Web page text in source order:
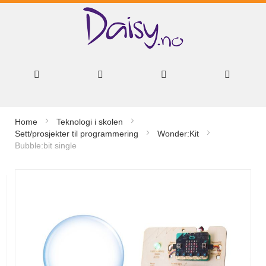
innhold
Home
Teknologi i skolen
Sett/prosjekter til programmering
Wonder:Kit
Bubble:bit single
bildegalleri